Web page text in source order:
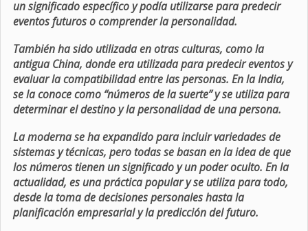
un significado específico y podía utilizarse para predecir
eventos futuros o comprender la personalidad.
También ha sido utilizada en otras culturas, como la
antigua China, donde era utilizada para predecir eventos y
evaluar la compatibilidad entre las personas. En la India,
se la conoce como “números de la suerte” y se utiliza para
determinar el destino y la personalidad de una persona.
La moderna se ha expandido para incluir variedades de
sistemas y técnicas, pero todas se basan en la idea de que
los números tienen un significado y un poder oculto. En la
actualidad, es una práctica popular y se utiliza para todo,
desde la toma de decisiones personales hasta la
planificación empresarial y la predicción del futuro.